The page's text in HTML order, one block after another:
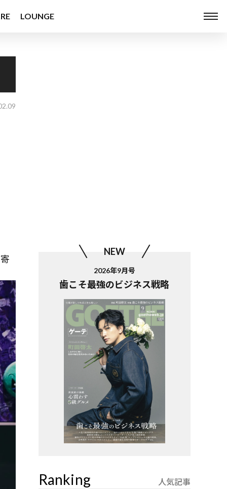
LOUNGE
NEW
2026年9月号
歯こそ最強のビジネス戦略
Ranking 人気記事